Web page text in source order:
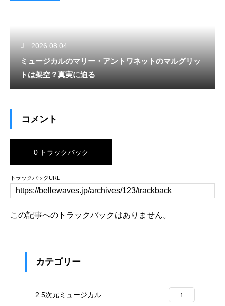
2026.08.04
ミュージカルのマリー・アントワネットのマルグリッ
トは架空？真実に迫る
コメント
0 トラックバック
トラックバックURL
この記事へのトラックバックはありません。
カテゴリー
2.5次元ミュージカル 1